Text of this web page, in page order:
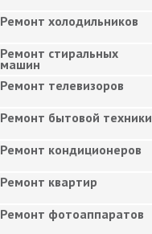
Ремонт холодильников
Ремонт стиральных
машин
Ремонт телевизоров
Ремонт бытовой техники
Ремонт кондиционеров
Ремонт квартир
Ремонт фотоаппаратов